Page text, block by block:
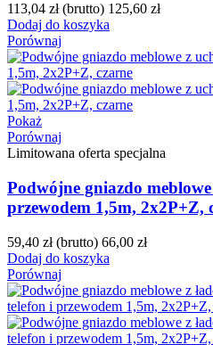
113,04 zł (brutto) 125,60 zł
Dodaj do koszyka
Porównaj
Pokaż
Porównaj
Limitowana oferta specjalna
Podwójne gniazdo
przewodem 1,5m, 2x2P+Z,
59,40 zł (brutto) 66,00 zł
Dodaj do koszyka
Porównaj